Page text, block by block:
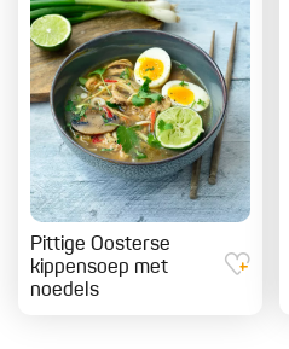
Pittige Oosterse
kippensoep met
noedels